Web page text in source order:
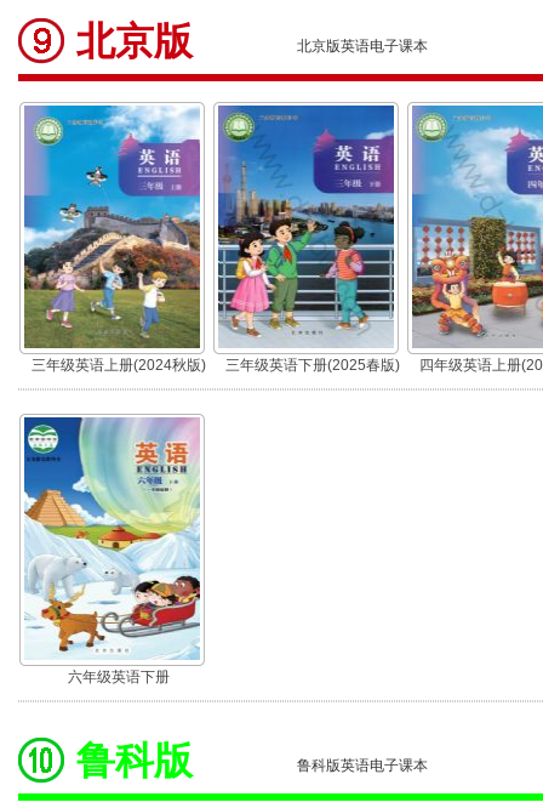
北京版 北京版英语电子课本
三年级英语上册(2024秋版) 三年级英语下册(2025春版) 四年级英语上册
六年级英语下册
鲁科版 鲁科版英语电子课本